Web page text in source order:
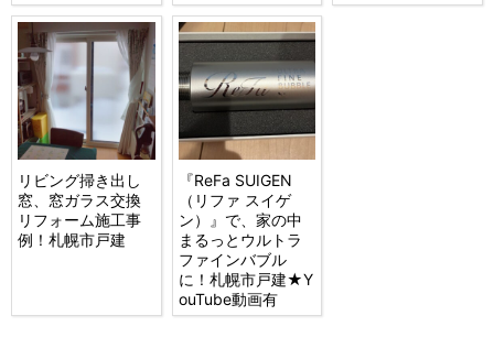
リビング掃き出し
窓、窓ガラス交換
リフォーム施工事
例！札幌市戸建
『ReFa SUIGEN
（リファ スイゲ
ン）』で、家の中
まるっとウルトラ
ファインバブル
に！札幌市戸建★Y
ouTube動画有